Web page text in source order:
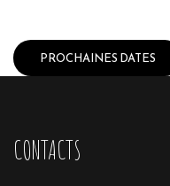
PROCHAINES DATES
CONTACTS